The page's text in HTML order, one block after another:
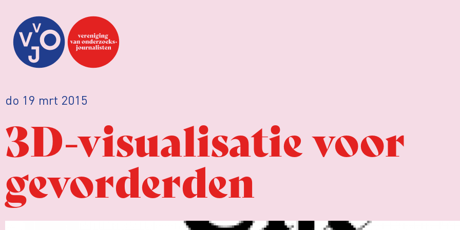
do 19 mrt 2015
3D-visualisatie voor
gevorderden